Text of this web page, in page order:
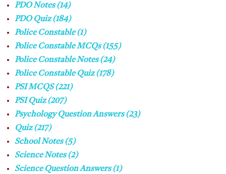
PDO Notes(14)
PDO Quiz(184)
Police Constable(1)
Police Constable MCQs(155)
Police Constable Notes(24)
Police Constable Quiz(178)
PSI MCQS(221)
PSI Quiz(207)
Psychology Question Answers(23)
Quiz(217)
School Notes(5)
Science Notes(2)
Science Question Answers(1)